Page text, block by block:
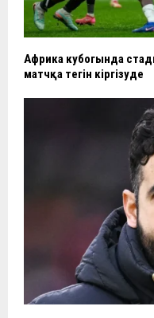
Африка кубогында
матчқа тегін кіргізуде